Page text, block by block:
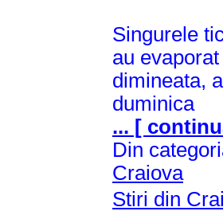
Singurele
au
dimineata,
duminica
... [
Din
Craiova
Stiri din